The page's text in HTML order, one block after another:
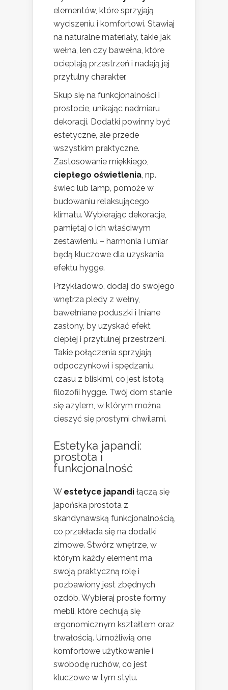
elementów, które sprzyjają
wyciszeniu i komfortowi. Stawiaj
na naturalne materiały, takie jak
wełna, len czy bawełna, które
ocieplają przestrzeń i nadają jej
przytulny charakter.
Skup się na funkcjonalności i
prostocie, unikając nadmiaru
dekoracji. Dodatki powinny być
estetyczne, ale przede
wszystkim praktyczne.
Zastosowanie miękkiego,
ciepłego oświetlenia, np.
świec lub lamp, pomoże w
budowaniu relaksującego
klimatu. Wybierając dekoracje,
pamiętaj o ich właściwym
zestawieniu – harmonia i umiar
będą kluczowe dla uzyskania
efektu hygge.
Przykładowo, dodaj do swojego
wnętrza pledy z wełny,
bawełniane poduszki i lniane
zasłony, by uzyskać efekt
ciepłej i przytulnej przestrzeni.
Takie połączenia sprzyjają
odpoczynkowi i spędzaniu
czasu z bliskimi, co jest istotą
filozofii hygge. Twój dom stanie
się azylem, w którym można
cieszyć się prostymi chwilami.
Estetyka japandi:
prostota i
funkcjonalność
W estetyce japandi łączą się
japońska prostota z
skandynawską funkcjonalnością,
co przekłada się na dodatki
zimowe. Stwórz wnętrze, w
którym każdy element ma
swoją praktyczną rolę i
pozbawiony jest zbędnych
ozdób. Wybieraj proste formy
mebli, które cechują się
ergonomicznym kształtem oraz
trwałością. Umożliwią one
komfortowe użytkowanie i
swobodę ruchów, co jest
kluczowe w tym stylu.